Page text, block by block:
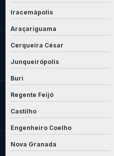
Iracemápolis
Araçariguama
Cerqueira César
Junqueirópolis
Buri
Regente Feijó
Castilho
Engenheiro Coelho
Nova Granada